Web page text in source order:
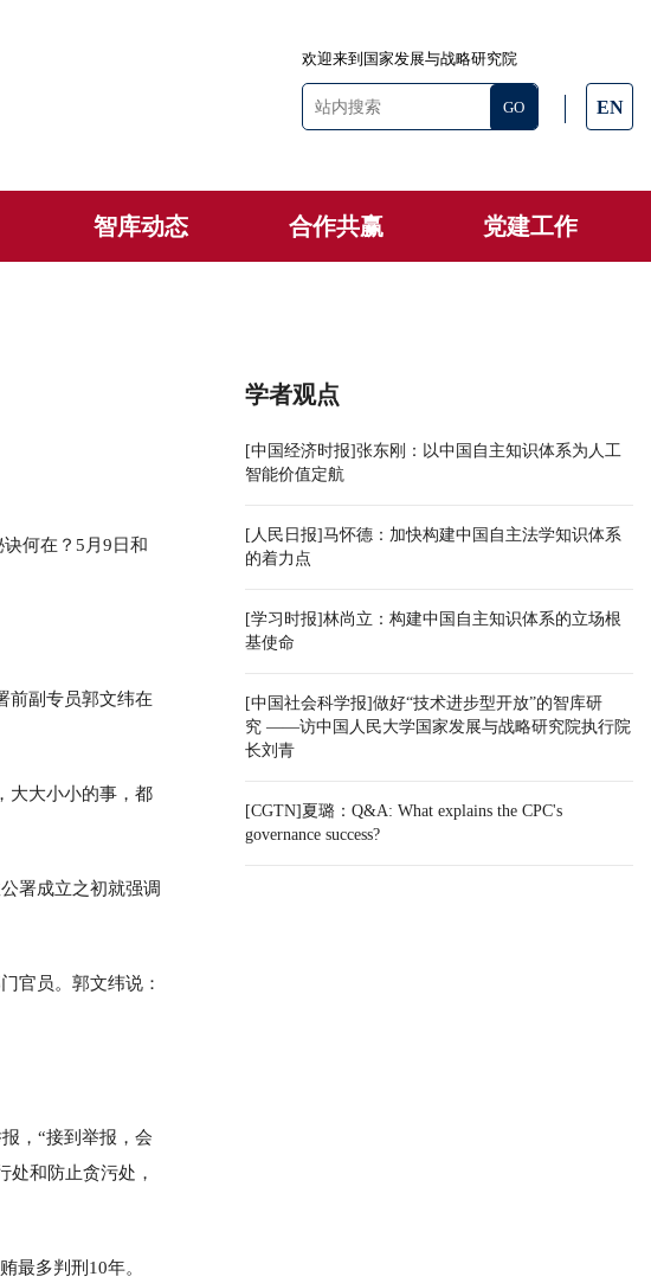
欢迎来到国家发展与战略研究院
EN
智库动态 合作共赢 党建工作
何在？5月9日和
前副专员郭文纬在
大大小小的事，都
署成立之初就强调
官员。郭文纬说：
，“接到举报，会
和防止贪污处，
最多判刑10年。
学者观点
[中国经济时报]张东刚：以中国自主知识体系为人工
智能价值定航
[人民日报]马怀德：加快构建中国自主法学知识体系
的着力点
[学习时报]林尚立：构建中国自主知识体系的立场根
基使命
[中国社会科学报]做好“技术进步型开放”的智库研
究 ——访中国人民大学国家发展与战略研究院执行院
长刘青
[CGTN]夏璐：Q&A: What explains the CPC's
governance success?